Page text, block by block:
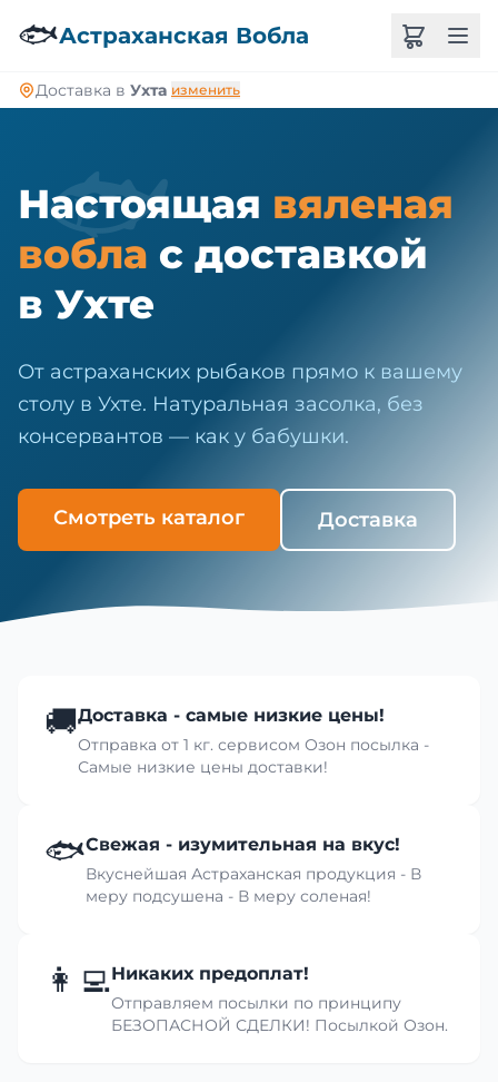
🐟Астраханская Вобла
Доставка в Ухта изменить
🐟
Настоящая вяленая
вобла с доставкой
в Ухте
От астраханских рыбаков прямо к вашему
столу в Ухте. Натуральная засолка, без
консервантов — как у бабушки.
Смотреть каталог Доставка
🚚Доставка - самые низкие цены!
Отправка от 1 кг. сервисом Озон посылка -
Самые низкие цены доставки!
🐟Свежая - изумительная на вкус!
Вкуснейшая Астраханская продукция - В
меру подсушена - В меру соленая!
👩‍💻Никаких предоплат!
Отправляем посылки по принципу
БЕЗОПАСНОЙ СДЕЛКИ! Посылкой Озон.